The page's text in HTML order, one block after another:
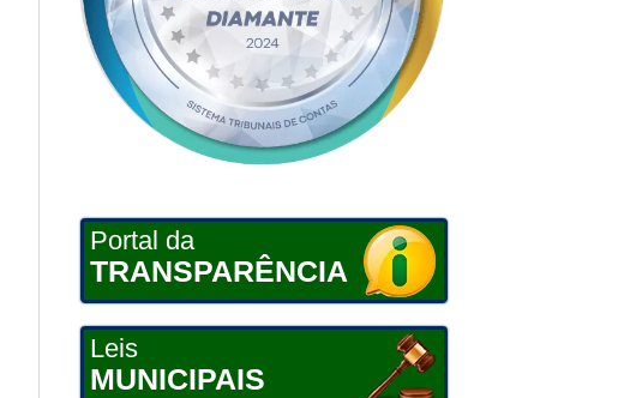
Portal da
TRANSPARÊNCIA
Leis
MUNICIPAIS